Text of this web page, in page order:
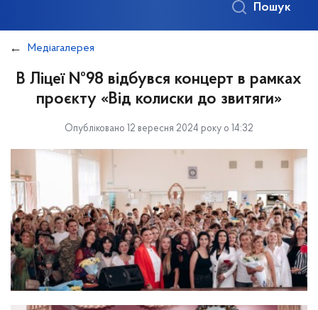
Пошук
Медіагалерея
В Ліцеї №98 відбувся концерт в рамках
проєкту «Від колиски до звитяги»
Опубліковано 12 вересня 2024 року о 14:32